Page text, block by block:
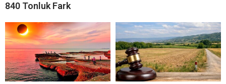
840 Tonluk Fark